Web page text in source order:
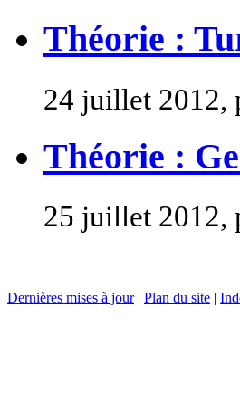
Théorie :
24 juillet 2012,
Théorie :
25 juillet 2012,
Dernières mises à jour| Plan du site